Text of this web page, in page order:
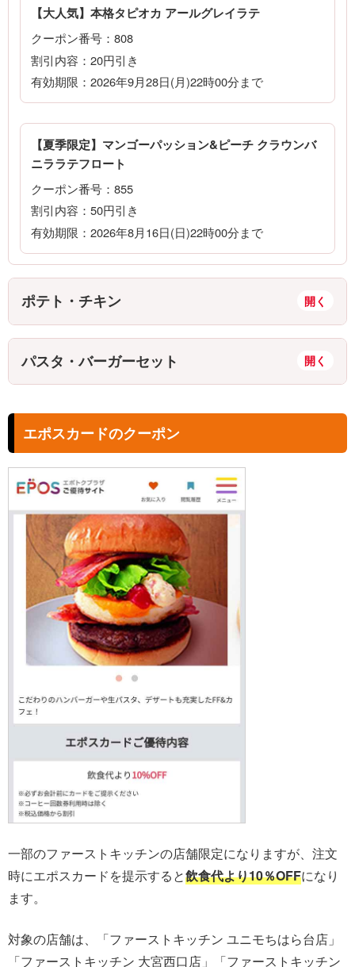
【大人気】本格タピオカ アールグレイラテ
クーポン番号：808
割引内容：20円引き
有効期限：2026年9月28日(月)22時00分まで
【夏季限定】マンゴーパッション&ピーチ クラウンバ
ニララテフロート
クーポン番号：855
割引内容：50円引き
有効期限：2026年8月16日(日)22時00分まで
ポテト・チキン
パスタ・バーガーセット
エポスカードのクーポン
一部のファーストキッチンの店舗限定になりますが、注文
時にエポスカードを提示すると飲食代より10％OFFになり
ます。
対象の店舗は、「ファーストキッチン ユニモちはら台店」
「ファーストキッチン 大宮西口店」「ファーストキッチン